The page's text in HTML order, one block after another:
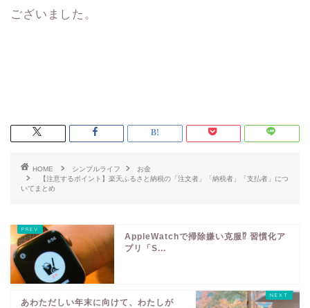
ございました。
HOME シンプルライフ
お金
【注意するポイント】楽天ふるさと納税の「注文者」「納税者」「支払者」につ
いてまとめ
AppleWatchで掃除嫌い克服⁉︎ 習慣化ア
プリ「S...
あわただしい年末に向けて、わたしが